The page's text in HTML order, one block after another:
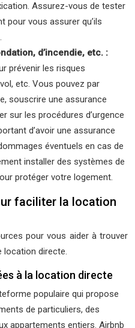
Assurez-vous de tester
pour vous assurer qu’ils
d’incendie, etc. :
prévenir les risques
etc. Vous pouvez par
souscrire une assurance
sur les procédures d’urgence
d’avoir une assurance
éventuels en cas de
installer des systèmes de
protéger votre logement.
faciliter la location
pour vous aider à trouver
location directe.
à la location directe
populaire qui propose
de particuliers, des
appartements entiers. Airbnb